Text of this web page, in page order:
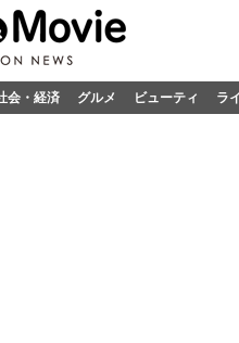
会・経済 グルメ ビューティ ラ